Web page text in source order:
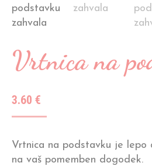
Vrtnica na
3.60 €
Vrtnica na podstavku je lepo
na vaš pomemben dogodek.